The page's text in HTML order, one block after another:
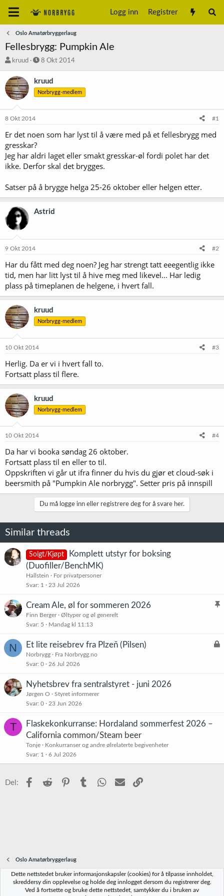
Logg inn Registrer
Oslo Amatørbryggerlaug
Fellesbrygg: Pumpkin Ale
T
å
d
s
t
r
kruud
S
a
r
t
o
8 Okt 2014
kruud
Norbrygg-medlem
8 Okt 2014 #1
Er det noen som har lyst til å være med på et fellesbrygg med
gresskar?
Jeg har aldri laget eller smakt gresskar-øl fordi polet har det
ikke. Derfor skal det brygges.
Satser på å brygge helga 25-26 oktober eller helgen etter.
Astrid
9 Okt 2014 #2
Har du fått med deg noen? Jeg har strengt tatt eeegentlig ikke
tid, men har litt lyst til å hive meg med likevel... Har ledig
plass på timeplanen de helgene, i hvert fall.
kruud
Norbrygg-medlem
10 Okt 2014 #3
Herlig. Da er vi i hvert fall to.
Fortsatt plass til flere.
kruud
Norbrygg-medlem
10 Okt 2014 #4
Da har vi booka søndag 26 oktober.
Fortsatt plass til en eller to til.
Oppskriften vi går ut ifra finner du hvis du gjør et cloud-søk i
beersmith på "Pumpkin Ale norbrygg". Setter pris på innspill
Du må logge inn eller registrere deg for å svare her.
Similar threads
Solgt/Kjøpt
Komplett utstyr for boksing
(Duofiller/BenchMK)
Hallstein
For privatpersoner
Svar 1 23 Jul 2026
K
t
Cream Ale, øl for sommeren 2026
Finn Berger
Øltyper og øl generelt
Svar 5 Mandag kl 11:13
N
L
Et lite reisebrev fra Plzeň (Pilsen)
Norbrygg
Fra Norbrygg.no
Svar 0 26 Jul 2026
Nyhetsbrev fra sentralstyret - juni 2026
Jørgen O
Styret informerer
Svar 0 23 Jun 2026
T
Flaskekonkurranse: Hordaland sommerfest 2026 –
California common/Steam beer
Tonje
Konkurranser og andre ølrelaterte begivenheter
Svar 1 6 Jul 2026
Del: Facebook
Reddit PinterestTumblr WhatsApp
E-post
Oslo Amatørbryggerlaug
Norbrygg-default
Dette nettstedet bruker informasjonskapsler (cookies) for å tilpasse innholdet,
skreddersy din opplevelse og holde deg innlogget dersom du registrerer deg.
Ved å fortsette og bruke dette nettstedet, samtykker du i bruken av